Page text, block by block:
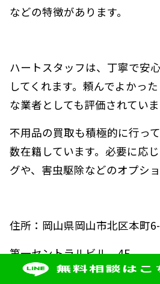
などの特徴があります。
ハートスタッフは、丁寧で安
してくれます。頼んでよかっ
な業者としても評価されていま
不用品の買取も積極的に行っ
数在籍しています。必要に応
グや、害虫駆除などのオプシ
住所：岡山県岡山市北区本町
第一セントラルビル 4F
電話番号：0120-530-188